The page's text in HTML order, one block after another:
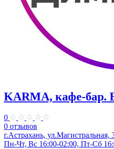
KARMA, кафе-бар.
0
0 отзывов
г.Астрахань, ул.Магистральная,
Пн-Чт, Вс 16:00-02:00, Пт-Сб